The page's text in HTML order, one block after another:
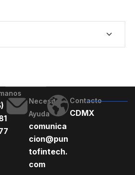
Necesito
Ayuda
comunica
cion@pun
tofintech.
com
Contacto
CDMX